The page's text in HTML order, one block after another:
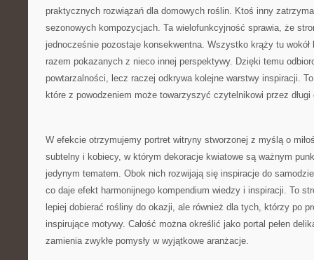
praktycznych rozwiązań dla domowych roślin. Ktoś inny
sezonowych kompozycjach. Ta wielofunkcyjność sprawia, że
jednocześnie pozostaje konsekwentna. Wszystko krąży tu
razem pokazanych z nieco innej perspektywy. Dzięki temu
powtarzalności, lecz raczej odkrywa kolejne warstwy inspiracji.
które z powodzeniem może towarzyszyć czytelnikowi przez
W efekcie otrzymujemy portret witryny stworzonej z myślą o
subtelny i kobiecy, w którym dekoracje kwiatowe są ważnym
jedynym tematem. Obok nich rozwijają się inspiracje do
co daje efekt harmonijnego kompendium wiedzy i inspiracji. To
lepiej dobierać rośliny do okazji, ale również dla tych, którzy po
inspirujące motywy. Całość można określić jako portal pełen
zamienia zwykłe pomysły w wyjątkowe aranżacje.